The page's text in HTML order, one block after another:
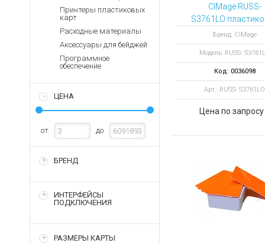
Запасные
части
Терминалы
оплаты
Архивные
Аккумуляторы для
Зарядные устройства
Архивные товары
Принтеры пластиковых
карт
Расходные материалы
Аксессуары для бейджей
Программное
обеспечение
ЦЕНА
от до
БРЕНД
ИНТЕРФЕЙСЫ
ПОДКЛЮЧЕНИЯ
РАЗМЕРЫ КАРТЫ
CIMage RUSS-
S3761LO
карта с
полосой
Бренд: CIMage
Модель: RUSS-
Код: 0036098
Арт.: RUSS- S3761LO
Цена по запросу